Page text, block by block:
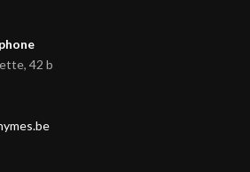
42 b